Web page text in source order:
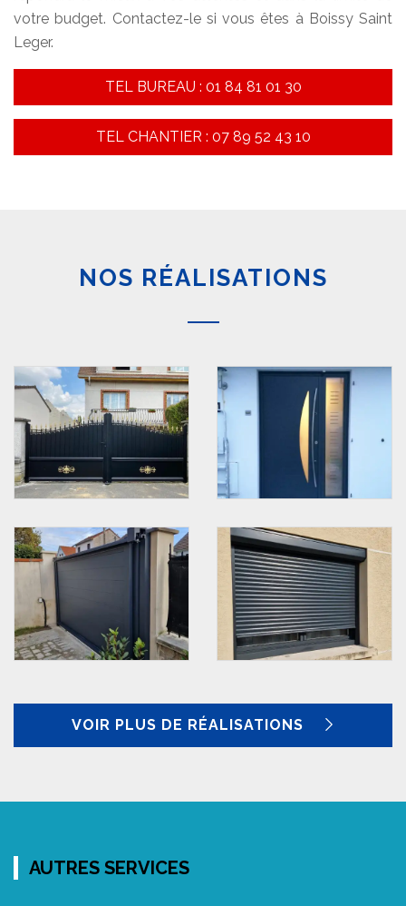
votre budget. Contactez-le si vous êtes à Boissy Saint
Leger.
TEL BUREAU : 01 84 81 01 30
TEL CHANTIER : 07 89 52 43 10
NOS RÉALISATIONS
VOIR PLUS DE RÉALISATIONS
AUTRES SERVICES